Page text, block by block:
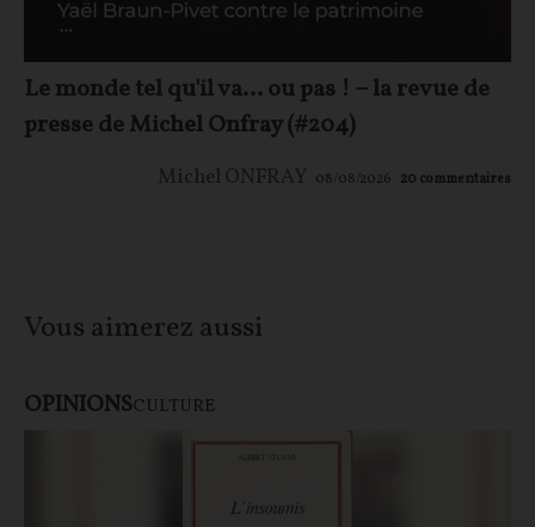
Le monde tel qu'il va… ou pas ! – la revue de
presse de Michel Onfray (#204)
Michel ONFRAY 08/08/2026 20 commentaires
Vous aimerez aussi
OPINIONSCULTURE